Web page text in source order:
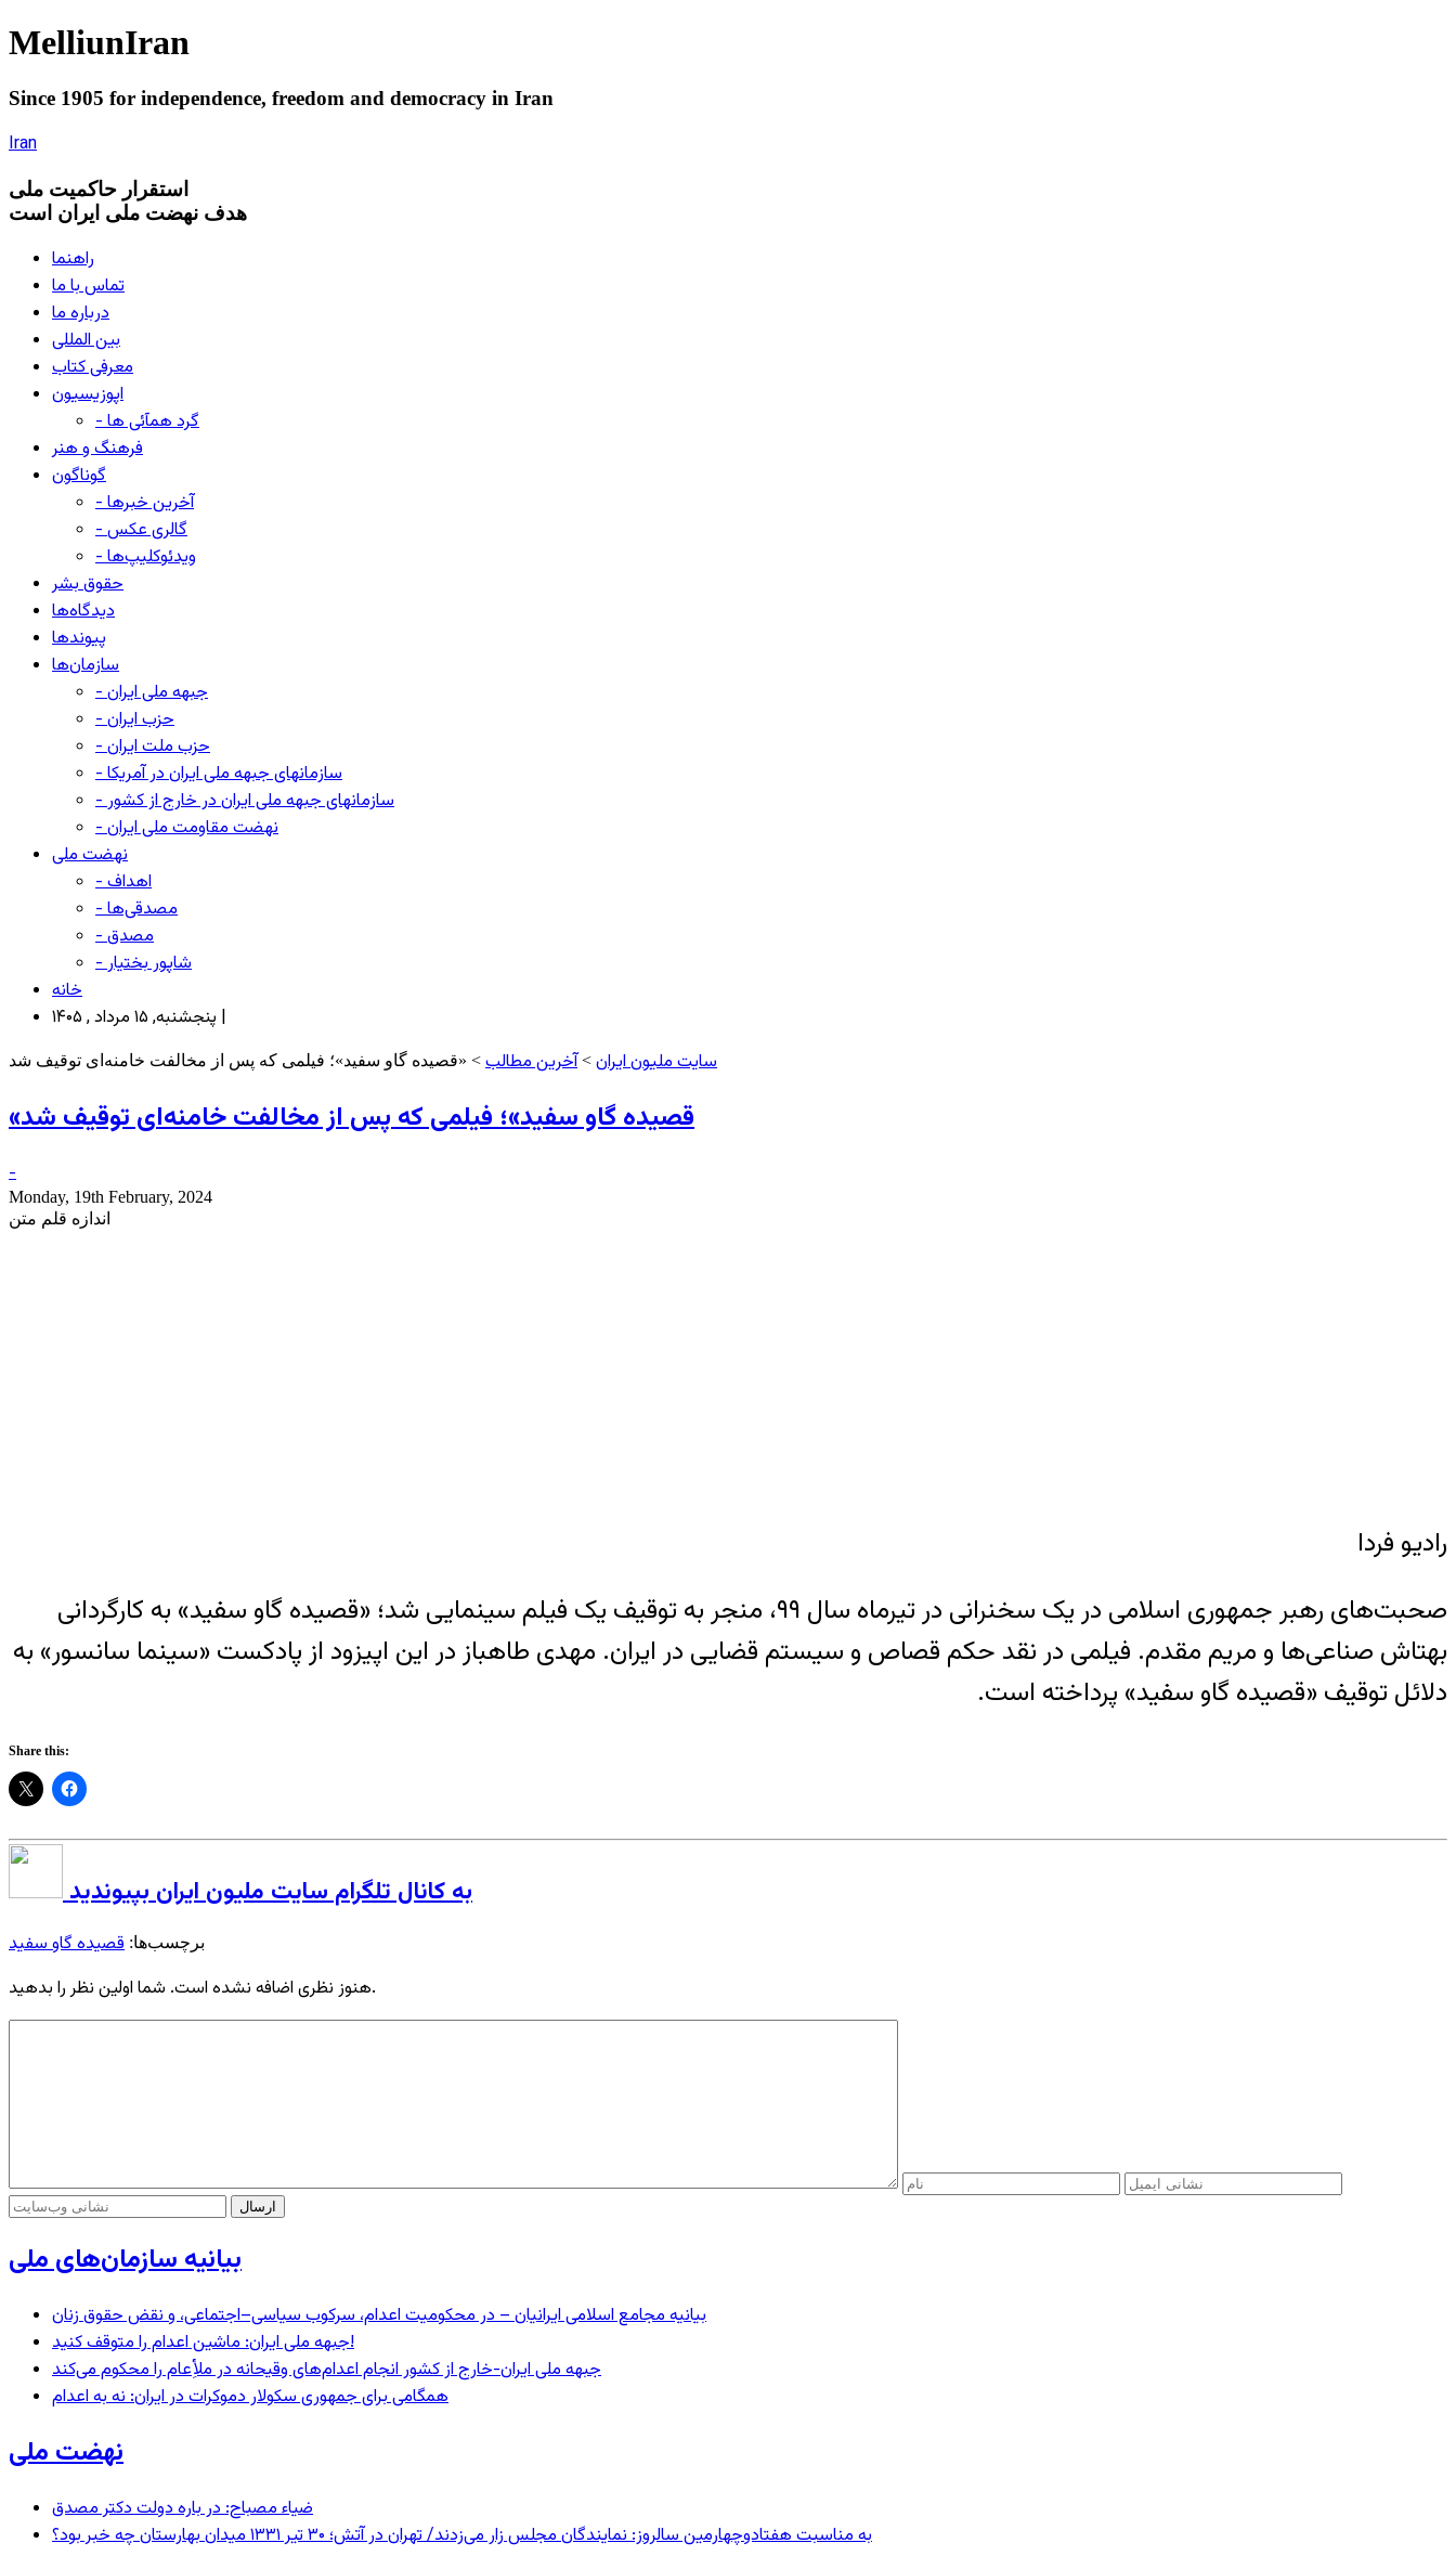
MelliunIran
Since 1905 for independence, freedom and democracy in Iran
Iran
استقرار حاکميت ملی
هدف نهضت ملی ایران است
راهنما
تماس با ما
درباره ما
بین المللی
معرفی کتاب
اپوزیسیون
- گرد همآئی ها
فرهنگ و هنر
گوناگون
- آخرین خبرها
- گالری عکس
- ویدئوکلیپ‌ها
حقوق بشر
دیدگاه‌ها
پیوندها
سازمان‌ها
- جبهه ملی ایران
- حزب ایران
- حزب ملت ایران
- سازمانهای جبهه ملی ایران در آمریکا
- سازمانهای جبهه ملی ایران در خارج از کشور
- نهضت مقاومت ملی ایران
نهضت ملی
- اهداف
- مصدقی‌ها
- مصدق
- شاپور بختیار
خانه
پنجشنبه, ۱۵ مرداد , ۱۴۰۵ |
سایت ملیون ایران >آخرین مطالب > «قصیده گاو سفید»؛ فیلمی که پس از مخالفت خامنه‌ای توقیف شد
«قصیده گاو سفید»؛ فیلمی که پس از مخالفت خامنه‌ای توقیف شد
-
Monday, 19th February, 2024
اندازه قلم متن
رادیو فردا
صحبت‌های رهبر جمهوری اسلامی در یک سخنرانی در تیرماه سال ۹۹، منجر به توقیف یک فیلم سینمایی شد؛ «قصیده گاو سفید» به کارگردانی
بهتاش صناعی‌ها و مریم مقدم. فیلمی در نقد حکم قصاص و سیستم قضایی در ایران. مهدی طاهباز در این اپیزود از پادکست «سینما سانسور» به
دلائل توقیف «قصیده گاو سفید» پرداخته است.
Share this:
به کانال تلگرام سایت ملیون ایران بپیوندید
برچسب‌ها: قصیده گاو سفید
هنوز نظری اضافه نشده است. شما اولین نظر را بدهید.
بیانیه سازمان‌های ملی
بیانیه مجامع اسلامی ایرانیان – در محکومیت اعدام، سرکوب سیاسی–اجتماعی، و نقض حقوق زنان
جبهه ملی ایران: ماشین اعدام را متوقف کنید!
جبهه ملی ایران-خارج از کشور انجام اعدام‌های وقیحانه در ملأِعام را محکوم می‌کند
همگامی برای جمهوری سکولار دموکرات در ایران: نه به اعدام
نهضت ملی
ضیاء مصباح: در باره دولت دکتر مصدق
به مناسبت هفتادوچهارمین سالروز: نمایندگان مجلس زار می‌زدند/ تهران در آتش؛ ۳۰ تیر ۱۳۳۱ میدان بهارستان چه خبر بود؟